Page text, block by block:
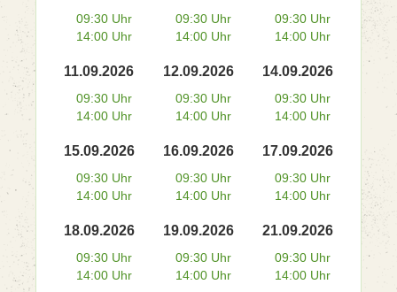
09:30 Uhr
14:00 Uhr
09:30 Uhr
14:00 Uhr
09:30 Uhr
14:00 Uhr
11.09.2026
09:30 Uhr
14:00 Uhr
12.09.2026
09:30 Uhr
14:00 Uhr
14.09.2026
09:30 Uhr
14:00 Uhr
15.09.2026
09:30 Uhr
14:00 Uhr
16.09.2026
09:30 Uhr
14:00 Uhr
17.09.2026
09:30 Uhr
14:00 Uhr
18.09.2026
09:30 Uhr
14:00 Uhr
19.09.2026
09:30 Uhr
14:00 Uhr
21.09.2026
09:30 Uhr
14:00 Uhr